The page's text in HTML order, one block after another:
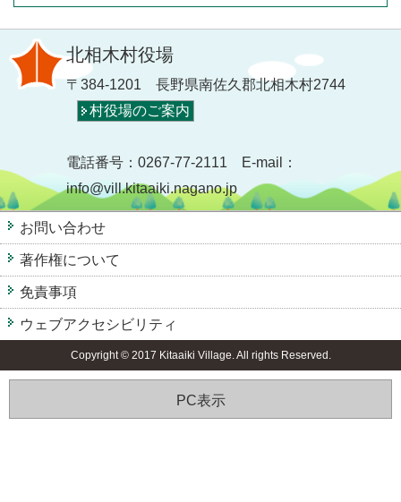
北相木村役場
〒384-1201 長野県南佐久郡北相木村2744
村役場のご案内
電話番号：0267-77-2111 E-mail：
info@vill.kitaaiki.nagano.jp
お問い合わせ
著作権について
免責事項
ウェブアクセシビリティ
Copyright © 2017 Kitaaiki Village. All rights Reserved.
PC表示